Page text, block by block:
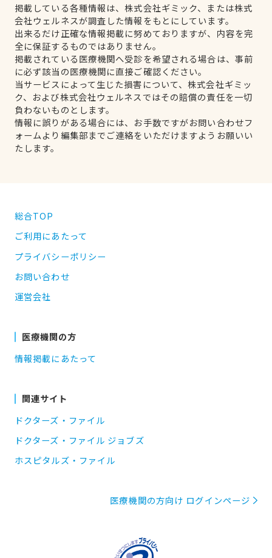
掲載している各種情報は、株式会社ギミック、または株式
会社ウェルネスが調査した情報をもとにしています。
出来るだけ正確な情報掲載に努めておりますが、内容を完
全に保証するものではありません。
掲載されている医療機関へ受診を希望される場合は、事前
に必ず該当の医療機関に直接ご確認ください。
当サービスによって生じた損害について、株式会社ギミッ
ク、および株式会社ウェルネスではその賠償の責任を一切
負わないものとします。
情報に誤りがある場合には、お手数ですがお問い合わせフ
ォームより編集部までご連絡をいただけますようお願いい
たします。
総合TOP
ご利用にあたって
プライバシーポリシー
お問い合わせ
運営会社
医療機関の方
情報掲載にあたって
関連サイト
ドクターズ・ファイル
ドクターズ・ファイル ジョブズ
ホスピタルズ・ファイル
医療機関の方向け ログインページ